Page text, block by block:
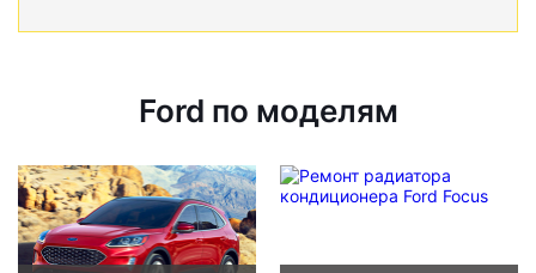
Ford по моделям